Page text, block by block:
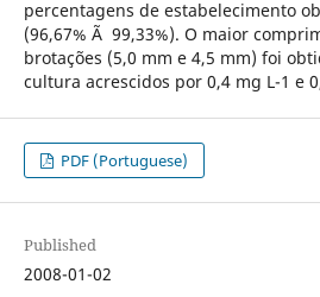
percentagens de estabelecimento
(96,67% Ã 99,33%). O maior
brotações (5,0 mm e 4,5 mm) foi
cultura acrescidos por 0,4 mg L-1 e
PDF (Portuguese)
Published
2008-01-02